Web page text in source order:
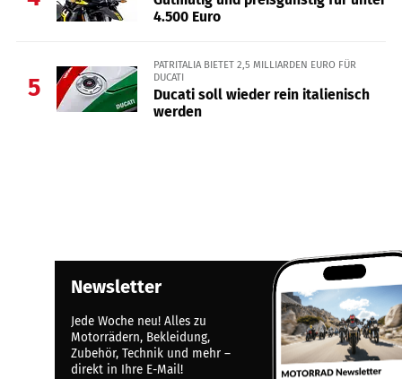
4.500 Euro
5
PATRITALIA BIETET 2,5 MILLIARDEN EURO FÜR
DUCATI
Ducati soll wieder rein italienisch
werden
Newsletter
Jede Woche neu! Alles zu
Motorrädern, Bekleidung,
Zubehör, Technik und mehr –
direkt in Ihre E-Mail!